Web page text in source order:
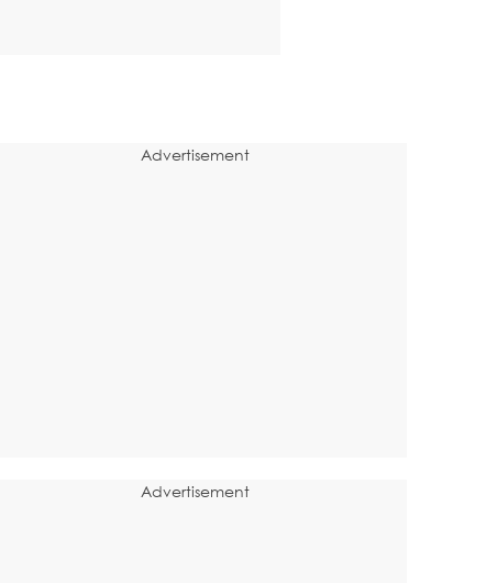
Advertisement
Advertisement